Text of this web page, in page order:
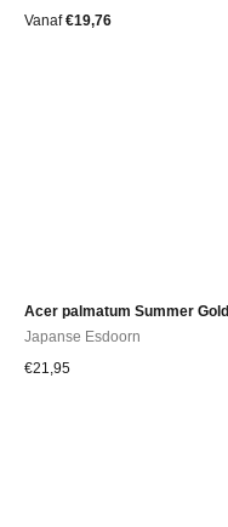
Vanaf €19,76
Acer palmatum Summer Gold
Japanse Esdoorn
€21,95